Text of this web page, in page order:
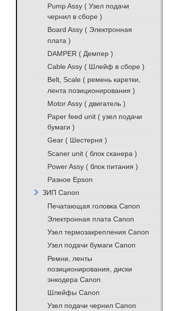
Pump Assy ( Узел подачи
чернил в сборе )
Board Assy ( Электронная
плата )
DAMPER ( Демпер )
Cable Assy ( Шлейф в сборе )
Belt, Scale ( ремень каретки,
лента позиционирования )
Motor Assy ( двигатель )
Paper feed unit ( узел подачи
бумаги )
Gear ( Шестерня )
Scaner unit ( блок сканера )
Power Assy ( блок питания )
Разное Epson
ЗИП Canon
Печатающая головка Canon
Электронная плата Canon
Узел термозакрепления Canon
Узел подачи бумаги Canon
Ремни, ленты
позиционирования, диски
энкодера Canon
Шлейфы Canon
Узел подачи чернил Canon